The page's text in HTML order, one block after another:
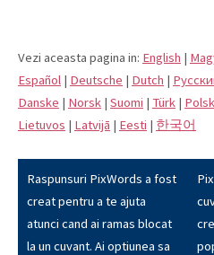
Vezi aceasta pagina in: English |
Español | Deutsche | Dutch |
Danske | Norsk | Suomi | Türk |
Lietuvos | Latvijā | Eesti | 한국어
Raspunsuri PixWords a fost
creat pentru a te ajuta
atunci cand ai ramas blocat
la un cuvant. Ai optiunea sa